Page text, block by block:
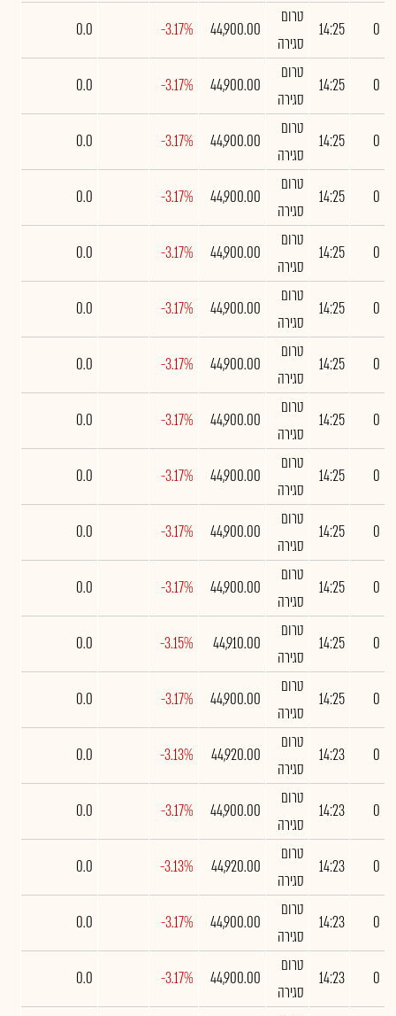
0
14:25
טרום
סגירה
44,900.00
-3.17%
0.0
0
14:25
טרום
סגירה
44,900.00
-3.17%
0.0
0
14:25
טרום
סגירה
44,900.00
-3.17%
0.0
0
14:25
טרום
סגירה
44,900.00
-3.17%
0.0
0
14:25
טרום
סגירה
44,900.00
-3.17%
0.0
0
14:25
טרום
סגירה
44,900.00
-3.17%
0.0
0
14:25
טרום
סגירה
44,900.00
-3.17%
0.0
0
14:25
טרום
סגירה
44,900.00
-3.17%
0.0
0
14:25
טרום
סגירה
44,900.00
-3.17%
0.0
0
14:25
טרום
סגירה
44,900.00
-3.17%
0.0
0
14:25
טרום
סגירה
44,900.00
-3.17%
0.0
0
14:25
טרום
סגירה
44,910.00
-3.15%
0.0
0
14:25
טרום
סגירה
44,900.00
-3.17%
0.0
0
14:23
טרום
סגירה
44,920.00
-3.13%
0.0
0
14:23
טרום
סגירה
44,900.00
-3.17%
0.0
0
14:23
טרום
סגירה
44,920.00
-3.13%
0.0
0
14:23
טרום
סגירה
44,900.00
-3.17%
0.0
0
14:23
טרום
סגירה
44,900.00
-3.17%
0.0